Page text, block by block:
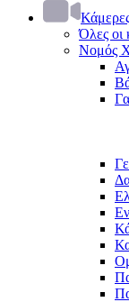
Όλες οι
Νομός